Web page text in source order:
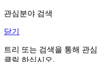
관심분야 검색
닫기
트리 또는 검색을 통해 관
클릭 하십시오.